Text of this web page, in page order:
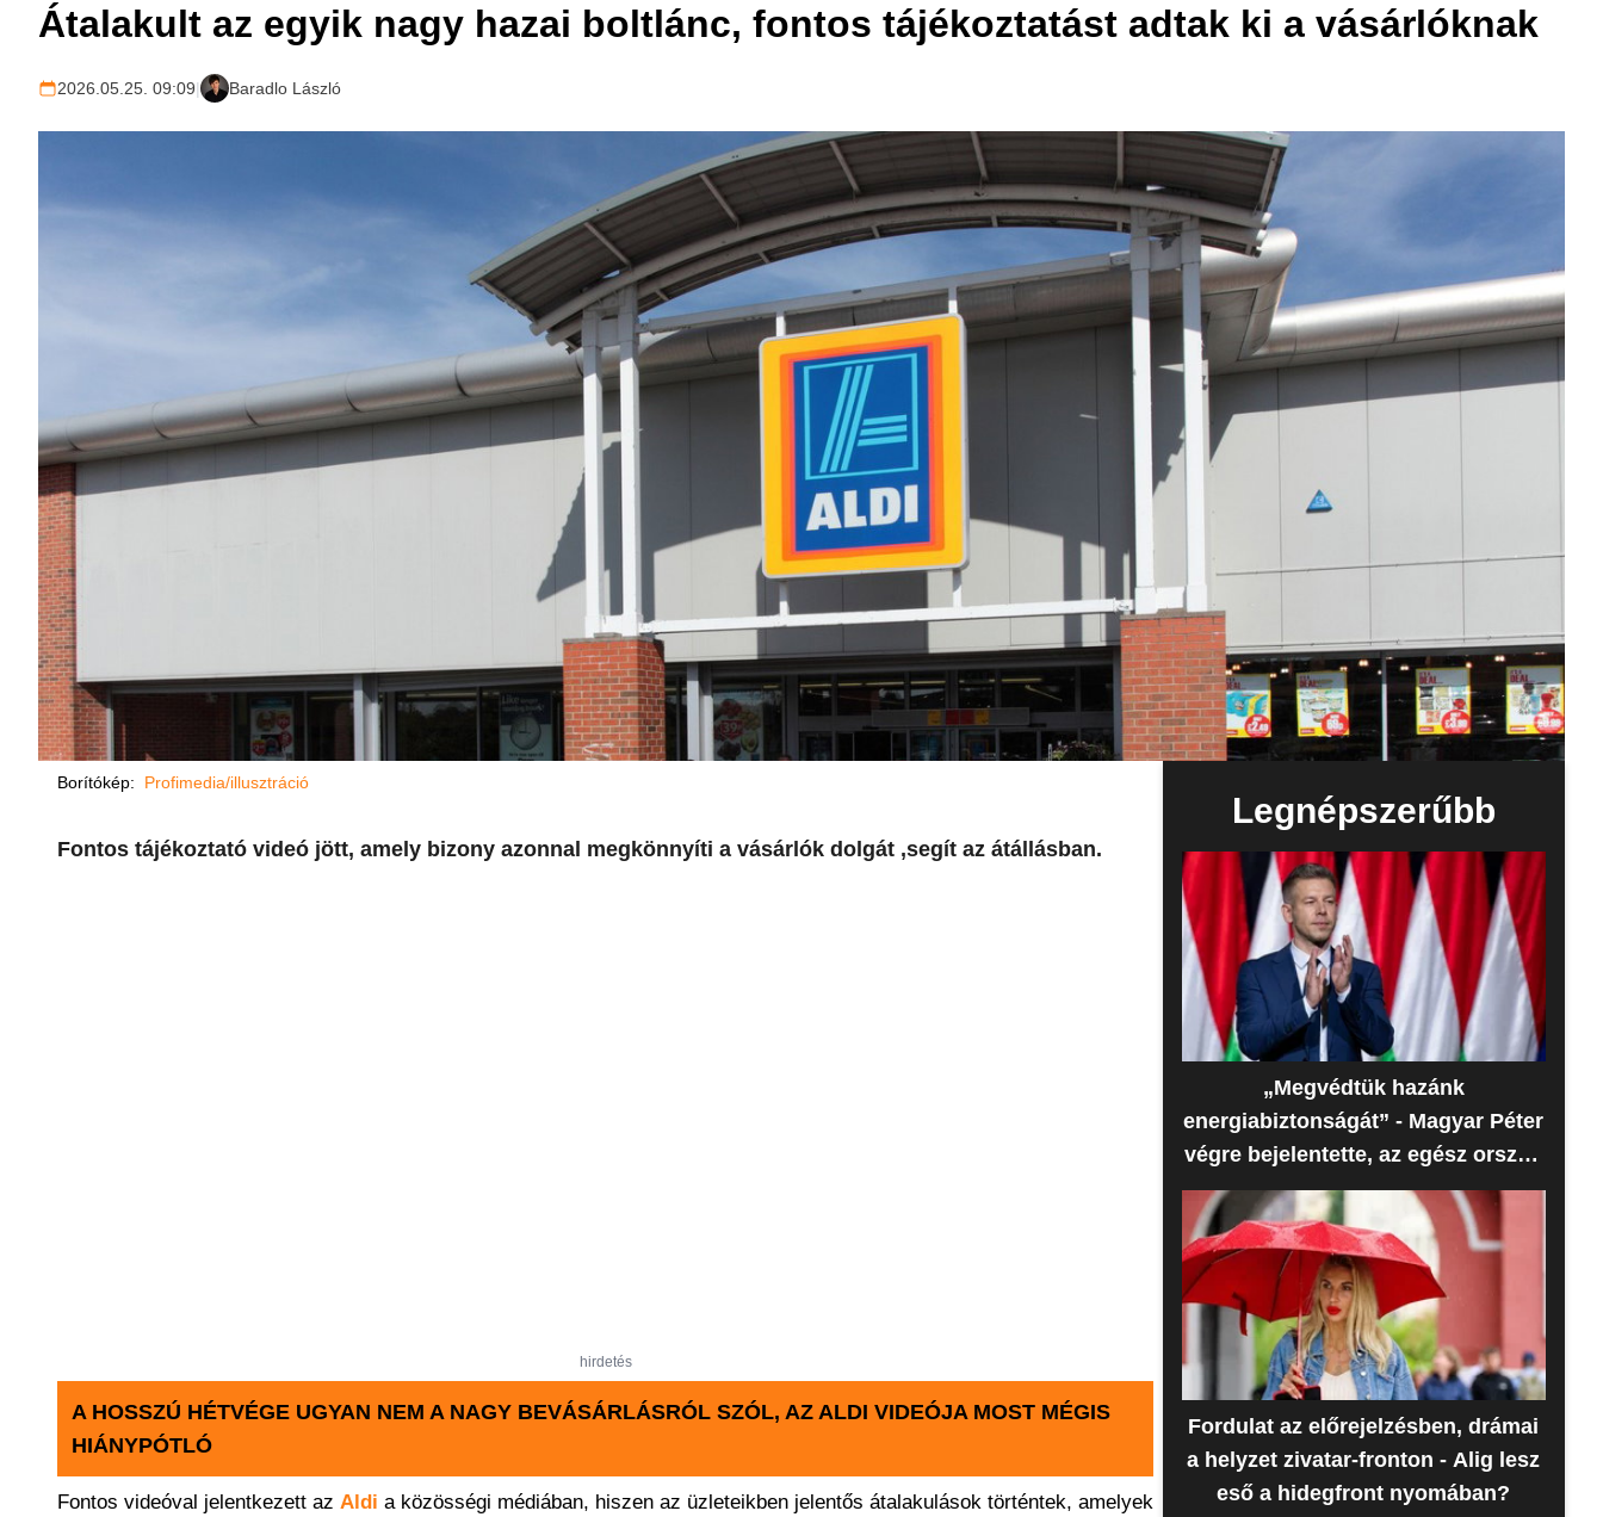
Átalakult az egyik nagy hazai boltlánc, fontos tájékoztatást adtak ki a vásárlóknak
2026.05.25. 09:09| Baradlo László
Borítókép: Profimedia/illusztráció
Fontos tájékoztató videó jött, amely bizony azonnal megkönnyíti a vásárlók dolgát ,segít az átállásban.
hirdetés
A HOSSZÚ HÉTVÉGE UGYAN NEM A NAGY BEVÁSÁRLÁSRÓL SZÓL, AZ ALDI VIDEÓJA MOST MÉGIS
HIÁNYPÓTLÓ
Fontos videóval jelentkezett az Aldi a közösségi médiában, hiszen az üzleteikben jelentős átalakulások történtek, amelyek
Legnépszerűbb
„Megvédtük hazánk
energiabiztonságát” - Magyar Péter
végre bejelentette, az egész ország
erre várt
Fordulat az előrejelzésben, drámai
a helyzet zivatar-fronton - Alig lesz
eső a hidegfront nyomában?